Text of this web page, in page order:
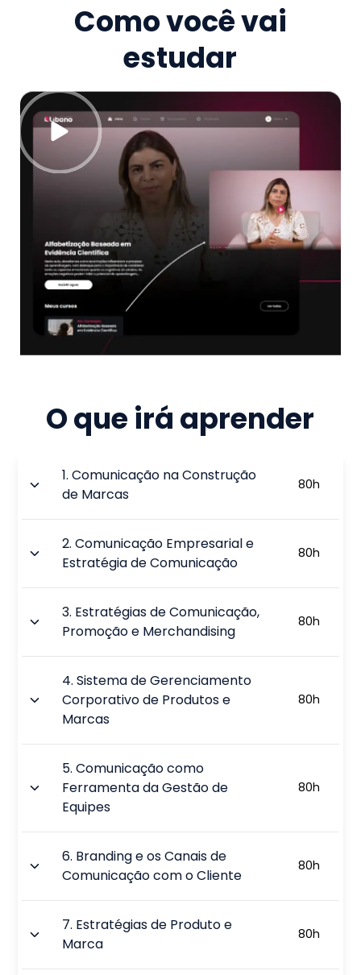
Como você vai
estudar
O que irá aprender
1.Comunicação na Construção
de Marcas
80h
2.Comunicação Empresarial e
Estratégia de Comunicação
80h
3. Estratégias de Comunicação,
Promoção e Merchandising
80h
4.Sistema de Gerenciamento
Corporativo de Produtos e
Marcas
80h
5.Comunicação como
Ferramenta da Gestão de
Equipes
80h
6. Branding e os Canais de
Comunicação com o Cliente
80h
7. Estratégias de Produto e
Marca
80h